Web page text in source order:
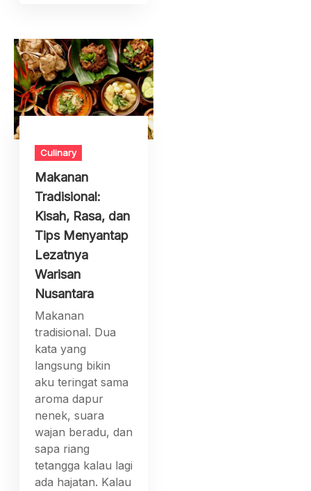
Culinary
Makanan
Tradisional:
Kisah, Rasa, dan
Tips Menyantap
Lezatnya
Warisan
Nusantara
Makanan
tradisional. Dua
kata yang
langsung bikin
aku teringat sama
aroma dapur
nenek, suara
wajan beradu, dan
sapa riang
tetangga kalau lagi
ada hajatan. Kalau